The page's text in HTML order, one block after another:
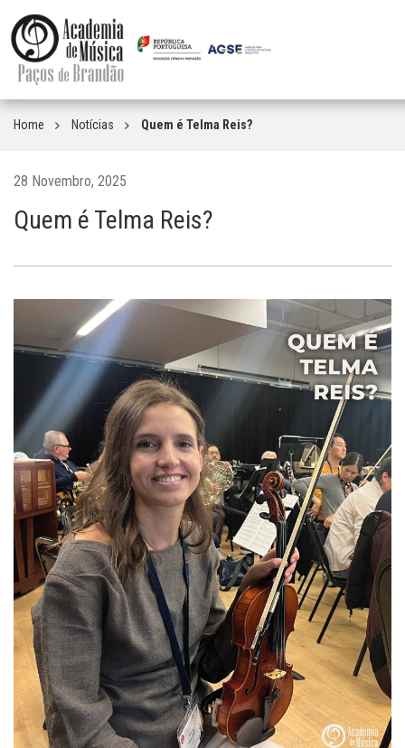
Home Notícias Quem é Telma Reis?
28 Novembro, 2025
Quem é Telma Reis?